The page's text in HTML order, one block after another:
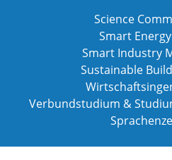
Science
Smart
Smart Industry
Sustainable
Verbundstudium &